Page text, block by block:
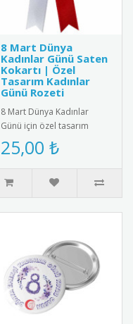
8 Mart Dünya
Kadınlar Günü Saten
Kokartı | Özel
Tasarım Kadınlar
Günü Rozeti
8 Mart Dünya Kadınlar
Günü için özel tasarım
saten kokart.Yüksek kaliteli
kadife dokulu saten
kumaşt..
25,00 ₺